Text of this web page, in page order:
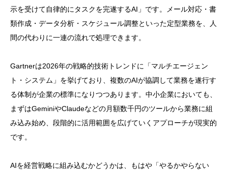
示を受けて自律的にタスクを完遂するAI」です。メール対応・書
類作成・データ分析・スケジュール調整といった定型業務を、人
間の代わりに一連の流れで処理できます。
Gartnerは2026年の戦略的技術トレンドに「マルチエージェン
ト・システム」を挙げており、複数のAIが協調して業務を遂行す
る体制が企業の標準になりつつあります。中小企業においても、
まずはGeminiやClaudeなどの月額数千円のツールから業務に組
み込み始め、段階的に活用範囲を広げていくアプローチが現実的
です。
AIを経営戦略に組み込むかどうかは、もはや「やるかやらない